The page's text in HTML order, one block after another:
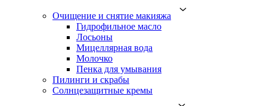
Очищение и снятие макияжа
Гидрофильное масло
Лосьоны
Мицеллярная вода
Молочко
Пенка для умывания
Пилинги и скрабы
Солнцезащитные кремы